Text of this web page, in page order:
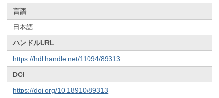
言語
日本語
ハンドルURL
https://hdl.handle.net/11094/89313
DOI
https://doi.org/10.18910/89313